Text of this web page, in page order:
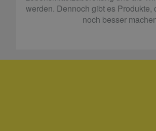
werden. Dennoch gibt es Produkte,
noch besser